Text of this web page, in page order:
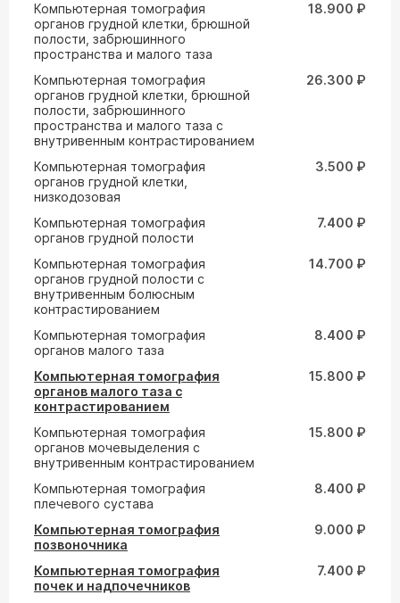
Компьютерная томография
органов грудной клетки, брюшной
полости, забрюшинного
пространства и малого таза
18.900 ₽
Компьютерная томография
органов грудной клетки, брюшной
полости, забрюшинного
пространства и малого таза с
внутривенным контрастированием
26.300 ₽
Компьютерная томография
органов грудной клетки,
низкодозовая
3.500 ₽
Компьютерная томография
органов грудной полости
7.400 ₽
Компьютерная томография
органов грудной полости с
внутривенным болюсным
контрастированием
14.700 ₽
Компьютерная томография
органов малого таза
8.400 ₽
Компьютерная томография
органов малого таза с
контрастированием
15.800 ₽
Компьютерная томография
органов мочевыделения с
внутривенным контрастированием
15.800 ₽
Компьютерная томография
плечевого сустава
8.400 ₽
Компьютерная томография
позвоночника
9.000 ₽
Компьютерная томография
почек и надпочечников
7.400 ₽